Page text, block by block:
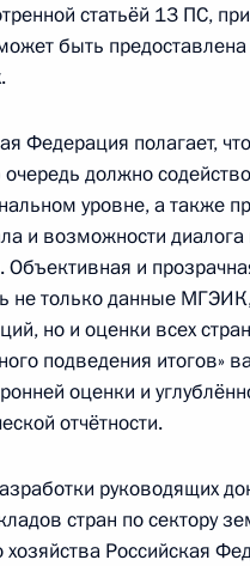
2017 года, четверг
встретился со
2017 года, 19:30 Москва
2017 года, среда
Комиссии по
2017 года, 14:00 Москва
Комиссии по
и технологий на
статьёй 13 ПС,
быть
Федерация полагает,
должно
уровне, а также
и возможности
Объективная и
не только данные
но и оценки всех
подведения итогов»
оценки и
отчётности.
руководящих
стран по сектору
хозяйства Российская